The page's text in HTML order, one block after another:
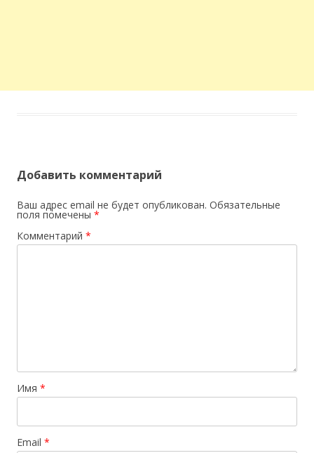
Добавить комментарий
Ваш адрес email не будет опубликован. Обязательные
поля помечены *
Комментарий *
Имя *
Email *